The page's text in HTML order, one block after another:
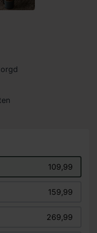
109,99
159,99
269,99